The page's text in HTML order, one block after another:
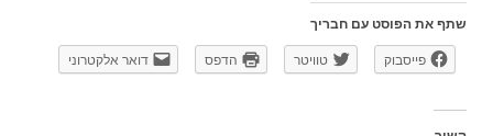
שתף את הפוסט עם חבריך
פייסבוק טוויטר הדפס דואר אלקטרוני